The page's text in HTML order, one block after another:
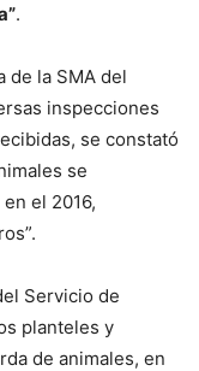
.
de la SMA del
inspecciones
se constató
se
el 2016,
Servicio de
planteles y
de animales, en